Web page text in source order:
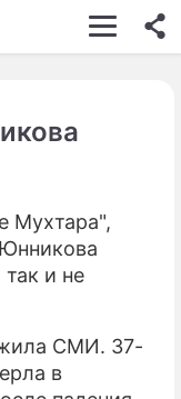
БИЗНЕС
Мухтара",
и не
СМИ. 37-
в